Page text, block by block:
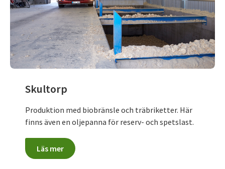
Skultorp
Produktion med biobränsle och träbriketter. Här
finns även en oljepanna för reserv- och spetslast.
Läs mer